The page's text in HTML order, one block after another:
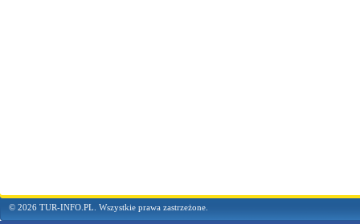
© 2026 TUR-INFO.PL. Wszystkie prawa zastrzeżone.